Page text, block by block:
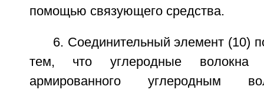
помощью связующего средства.
6. Соединительный элемент (10)
тем, что углеродные
армированного углеродным